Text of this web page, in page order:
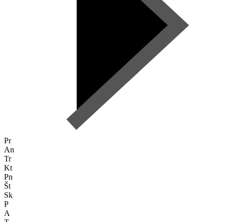
Pr
An
Tr
Kt
Pn
Št
Sk
P
A